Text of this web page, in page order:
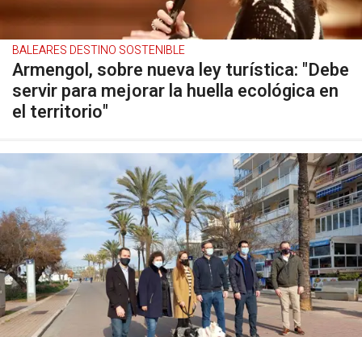
BALEARES DESTINO SOSTENIBLE
Armengol, sobre nueva ley turística: "Debe
servir para mejorar la huella ecológica en
el territorio"